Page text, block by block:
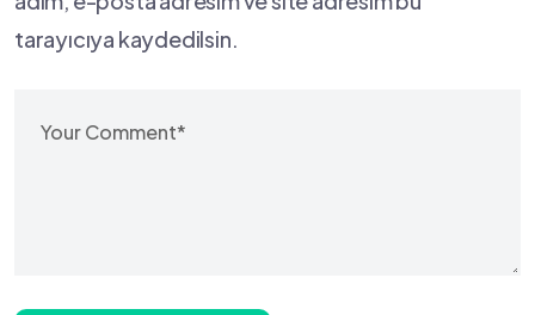
tarayıcıya kaydedilsin.